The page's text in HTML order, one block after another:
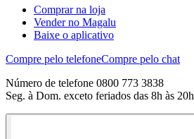
Comprar na loja
Vender no Magalu
Baixe o aplicativo
Compre pelo telefoneCompre pelo chat
Número de telefone 0800 773 3838
Seg. à Dom. exceto feriados das 8h às 20h